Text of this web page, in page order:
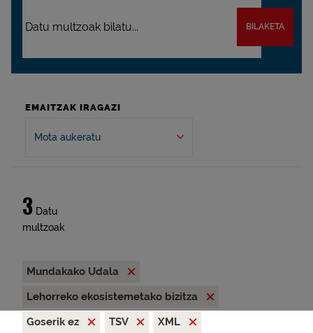
BILAKETA
EMAITZAK IRAGAZI
Mota aukeratu
3 Datu
multzoak
Mundakako Udala
Lehorreko ekosistemetako bizitza
Goserik ez
TSV
XML